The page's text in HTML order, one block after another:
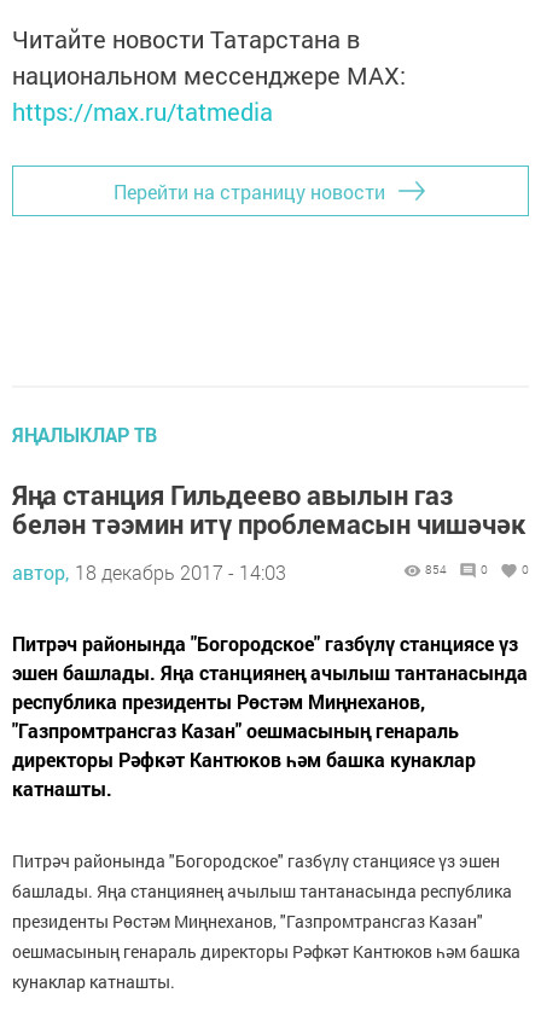
Читайте новости Татарстана в
национальном мессенджере MАХ:
https://max.ru/tatmedia
Перейти на страницу новости
ЯҢАЛЫКЛАР ТВ
Яңа станция Гильдеево авылын газ
белән тәэмин итү проблемасын чишәчәк
автор, 18 декабрь 2017 - 14:03 854 0 0
Питрәч районында "Богородское" газбүлү станциясе үз
эшен башлады. Яңа станциянең ачылыш тантанасында
республика президенты Рөстәм Миңнеханов,
"Газпромтрансгаз Казан" оешмасының генараль
директоры Рәфкәт Кантюков һәм башка кунаклар
катнашты.
Питрәч районында "Богородское" газбүлү станциясе үз эшен
башлады. Яңа станциянең ачылыш тантанасында республика
президенты Рөстәм Миңнеханов, "Газпромтрансгаз Казан"
оешмасының генараль директоры Рәфкәт Кантюков һәм башка
кунаклар катнашты.